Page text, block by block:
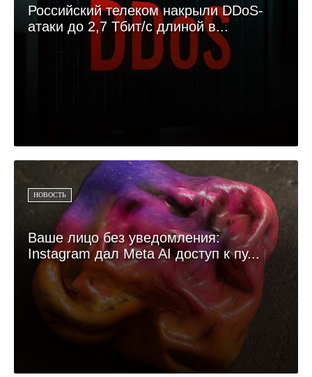
Российский телеком накрыли DDoS-
атаки до 2,7 Тбит/с длиной в...
НОВОСТЬ
Ваше лицо без уведомления:
Instagram дал Meta AI доступ к пу...